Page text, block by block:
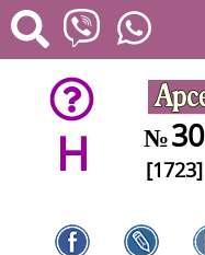
H №30
[1723]